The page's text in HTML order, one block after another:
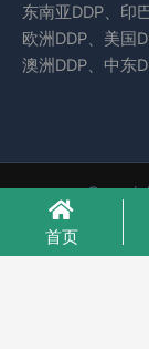
东南亚DDP、印
欧洲DDP、美国
澳洲DDP、中东
首页